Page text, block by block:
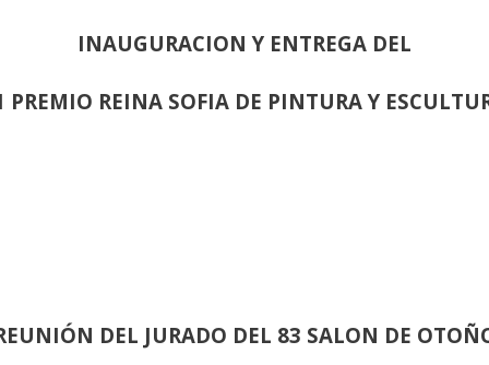
INAUGURACION Y ENTREGA DEL
PREMIO REINA SOFIA DE PINTURA Y
DEL JURADO DEL 83 SALON DE